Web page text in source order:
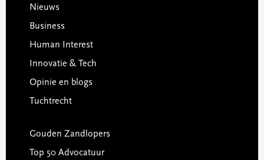
Footer
Nieuws
Business
Human Interest
Innovatie & Tech
Opinie en blogs
Tuchtrecht
Gouden Zandlopers
Top 50 Advocatuur